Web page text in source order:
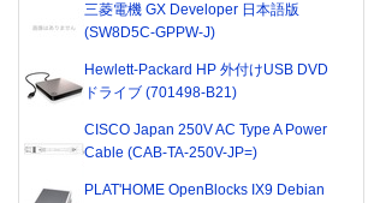
三菱電機 GX Developer 日本語版
(SW8D5C-GPPW-J)
Hewlett-Packard HP 外付けUSB DVD
ドライブ (701498-B21)
CISCO Japan 250V AC Type A Power
Cable (CAB-TA-250V-JP=)
PLAT'HOME OpenBlocks IX9 Debian